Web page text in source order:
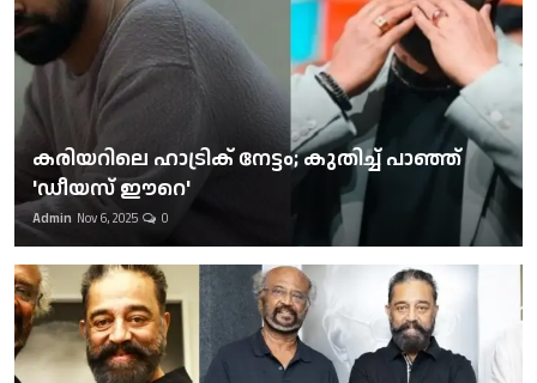
കരിയറിലെ ഹാട്രിക് നേട്ടം; കുതിച്ച് പാഞ്ഞ്
'ഡീയസ് ഈറെ'
Admin Nov 6, 2025 0